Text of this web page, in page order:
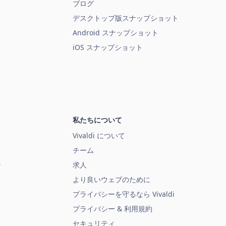
ブログ
デスクトップ版スナップショット
Android スナップショット
iOS スナップショット
私たちについて
Vivaldi について
チーム
求人
より良いウェブのために
プライバシーを守るなら Vivaldi
プライバシー & 利用規約
セキュリティ